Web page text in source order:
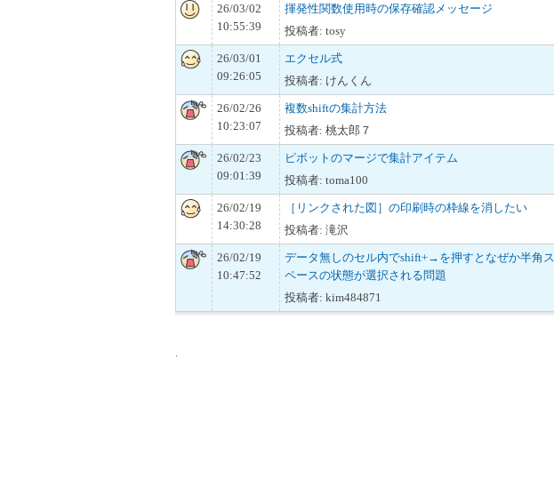
26/03/02
10:55:39
揮発性関数使用時の保存確認メッセージ
投稿者: tosy
26/03/01
09:26:05
エクセル式
投稿者: けんくん
26/02/26
10:23:07
複数shiftの集計方法
投稿者: 桃太郎７
26/02/23
09:01:39
ピボットのマージで集計アイテム
投稿者: toma100
26/02/19
14:30:28
［リンクされた図］の印刷時の枠線を消したい
投稿者: 滝沢
26/02/19
10:47:52
データ無しのセル内でshift+→を押すとなぜか半角ス
ペースの状態が選択される問題
投稿者: kim484871